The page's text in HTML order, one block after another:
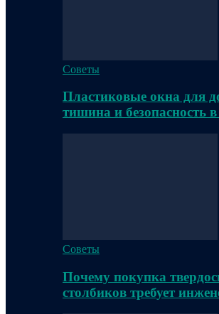
Советы
Пластиковые окна для
тишина и безопасность
Советы
Почему покупка
столбиков требует